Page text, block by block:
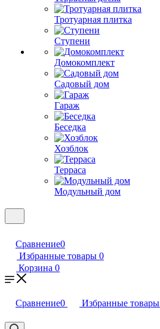
Тротуарная плитка
Ступени
Домокомплект
Садовый дом
Гараж
Беседка
Хозблок
Терраса
Модульный дом
Сравнение0
Избранные товары 0
Корзина 0
Сравнение0 Избранные товары